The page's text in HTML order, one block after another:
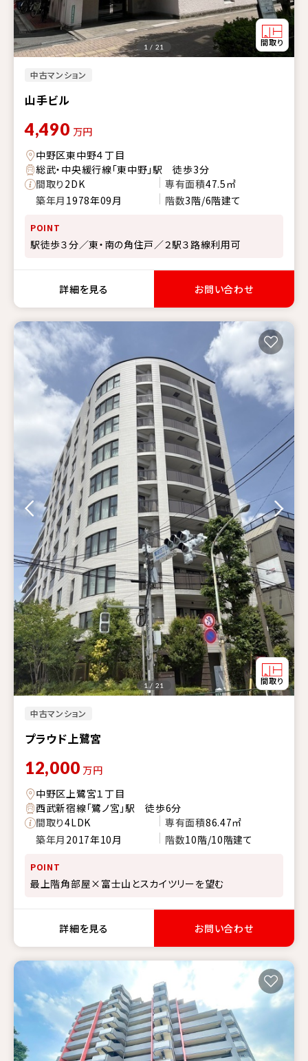
中古マンション
山手ビル
1 / 21
4,490 万円
中野区東中野４丁目
総武・中央緩行線「東中野」駅 徒歩3分
間取り2DK 専有面積47.5㎡
築年月 1978年09月 階数3階/6階建て
POINT
駅徒歩３分／東・南の角住戸／２駅３路線利用可
詳細を見る お問い合わせ
中古マンション
プラウド上鷺宮
1 / 21
12,000 万円
中野区上鷺宮１丁目
西武新宿線「鷺ノ宮」駅 徒歩6分
間取り4LDK 専有面積86.47㎡
築年月 2017年10月 階数10階/10階建て
POINT
最上階角部屋×富士山とスカイツリーを望む
詳細を見る お問い合わせ